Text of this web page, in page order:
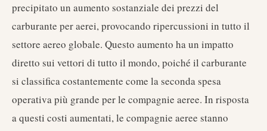
precipitato un aumento sostanziale dei prezzi del
carburante per aerei, provocando ripercussioni in tutto il
settore aereo globale. Questo aumento ha un impatto
diretto sui vettori di tutto il mondo, poiché il carburante
si classifica costantemente come la seconda spesa
operativa più grande per le compagnie aeree. In risposta
a questi costi aumentati, le compagnie aeree stanno